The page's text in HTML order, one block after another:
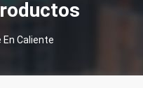
En Caliente